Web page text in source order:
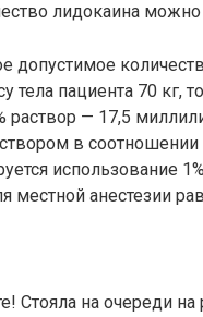
лидокаина
допустимое
пациента 70 кг,
раствор — 17,5
в соотношении
использование
местной анестезии
Стояла на очереди